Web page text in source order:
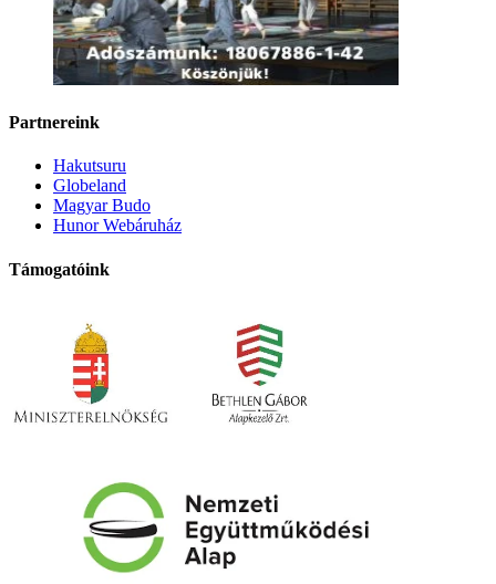
Partnereink
Hakutsuru
Globeland
Magyar Budo
Hunor Webáruház
Támogatóink